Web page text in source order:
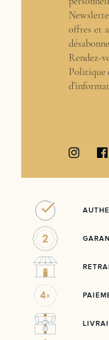
offres et
Politique